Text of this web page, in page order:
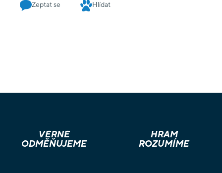
Zeptat se Hlídat
VĚRNÉ
ODMĚŇUJEME
HRÁM
ROZUMÍME